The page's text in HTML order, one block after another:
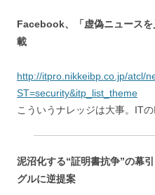
Facebook、「虚偽ニュース
載
http://itpro.nikkeibp.co.jp/atcl/
ST=security&itp_list_theme
こういうナレッジは大事。ITの
泥沼化する“証明書抗争”の幕
グルに逆提案